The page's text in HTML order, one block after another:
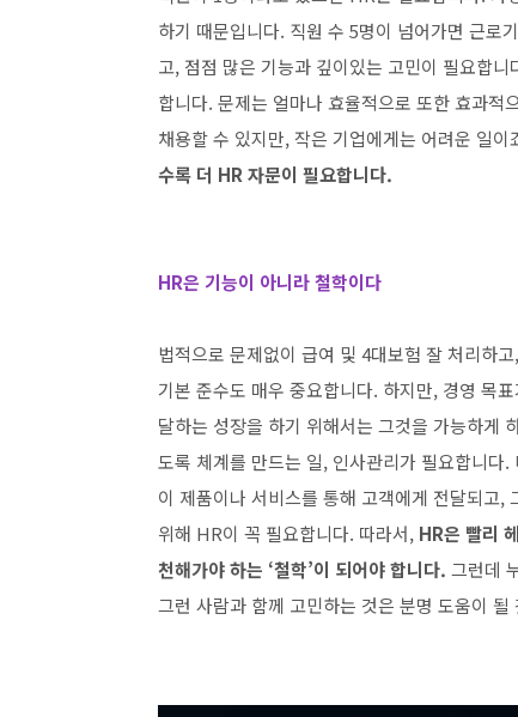
하기 때문입니다. 직원 수 5명이 넘어가면 근로
고, 점점 많은 기능과 깊이있는 고민이 필요합
합니다. 문제는 얼마나 효율적으로 또한 효과
채용할 수 있지만, 작은 기업에게는 어려운 일이
수록 더 HR 자문이 필요합니다.
HR은 기능이 아니라 철학이다
법적으로 문제없이 급여 및 4대보험 잘 처리하
기본 준수도 매우 중요합니다. 하지만, 경영 목
달하는 성장을 하기 위해서는 그것을 가능하게
도록 체계를 만드는 일, 인사관리가 필요합니다
이 제품이나 서비스를 통해 고객에게 전달되고,
위해 HR이 꼭 필요합니다. 따라서, HR은 빨리
천해가야 하는 ‘철학’이 되어야 합니다. 그런데
그런 사람과 함께 고민하는 것은 분명 도움이 될